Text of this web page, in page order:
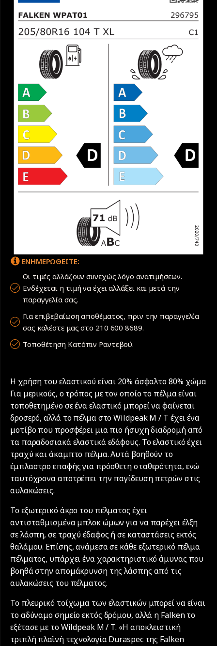
ΕΝΗΜΕΡΩΘΕΙΤΕ:
Οι τιμές αλλάζουν συνεχώς λόγο ανατιμήσεων.
Ενδέχεται η τιμή να έχει αλλάξει και μετά την
παραγγελία σας.
Για επιβεβαίωση αποθέματος, πριν την παραγγελία
σας καλέστε μας στο 210 600 8689.
Τοποθέτηση Κατόπιν Ραντεβού.
Η χρήση του ελαστικού είναι 20% άσφαλτο 80% χώμα
Για μερικούς, ο τρόπος με τον οποίο το πέλμα είναι
τοποθετημένο σε ένα ελαστικό μπορεί να φαίνεται
δροσερό, αλλά το πέλμα στο Wildpeak M / T έχει ένα
μοτίβο που προσφέρει μια πιο ήσυχη διαδρομή από
τα παραδοσιακά ελαστικά εδάφους. Το ελαστικό έχει
τραχύ και άκαμπτο πέλμα. Αυτά βοηθούν το
έμπλαστρο επαφής για πρόσθετη σταθερότητα, ενώ
ταυτόχρονα αποτρέπει την παγίδευση πετρών στις
αυλακώσεις.
Το εξωτερικό άκρο του πέλματος έχει
αντισταθμισμένα μπλοκ ώμων για να παρέχει έλξη
σε λάσπη, σε τραχύ έδαφος ή σε καταστάσεις εκτός
θαλάμου. Επίσης, ανάμεσα σε κάθε εξωτερικό πέλμα
πέλματος, υπάρχει ένα χαρακτηριστικό άμυνας που
βοηθά στην απομάκρυνση της λάσπης από τις
αυλακώσεις του πέλματος.
Το πλευρικό τοίχωμα των ελαστικών μπορεί να είναι
το αδύναμο σημείο εκτός δρόμου, αλλά η Falken το
εξέτασε με το Wildpeak M / T. «Η αποκλειστική
τριπλή πλαϊνή τεχνολογία Duraspec της Falken